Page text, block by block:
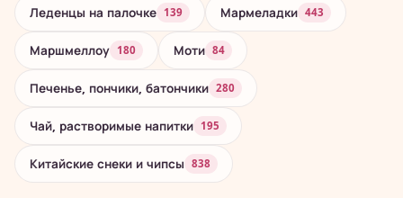
Леденцы на палочке 139 Мармеладки 443
Маршмеллоу 180 Моти 84
Печенье, пончики, батончики 280
Чай, растворимые напитки 195
Китайские снеки и чипсы 838